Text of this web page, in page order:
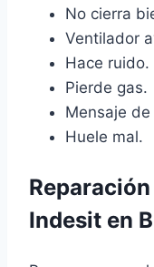
No cierra
Ventilador
Hace ruido.
Pierde gas.
Mensaje
Huele mal.
Indesit en